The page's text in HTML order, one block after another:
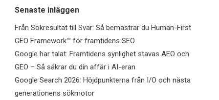
Senaste inläggen
Från Sökresultat till Svar: Så bemästrar du Human-First
GEO Framework™ för framtidens SEO
Google har talat: Framtidens synlighet stavas AEO och
GEO – Så säkrar du din affär i AI-eran
Google Search 2026: Höjdpunkterna från I/O och nästa
generationens sökmotor